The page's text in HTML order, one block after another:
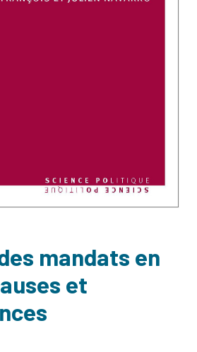
mandats en
et